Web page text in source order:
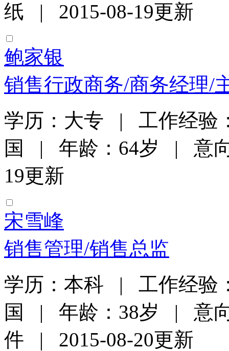
纸 | 2015-08-19更新
鲍家银
销售行政商务/商务经理/
学历：大专 | 工作经验
国 | 年龄：64岁 | 意
19更新
宋雪峰
销售管理/销售总监
学历：本科 | 工作经验
国 | 年龄：38岁 | 意向
件 | 2015-08-20更新